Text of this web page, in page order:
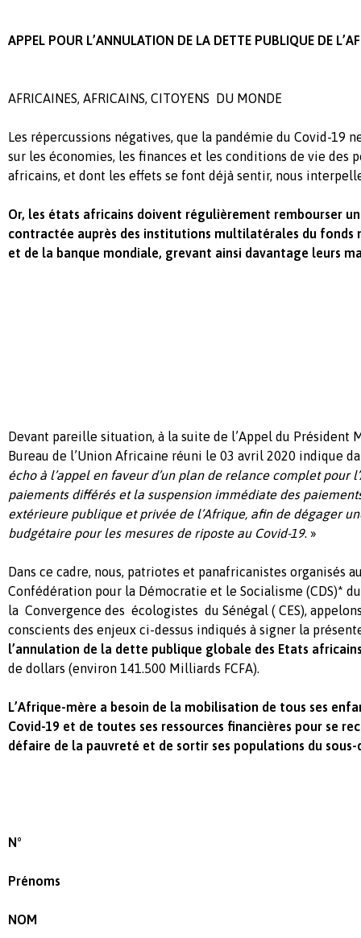
APPEL POUR L’ANNULATION DE LA DETTE PUBLIQUE DE
AFRICAINES, AFRICAINS, CITOYENS DU MONDE
Les répercussions négatives, que la pandémie du Covid-19
sur les économies, les finances et les conditions de vie des
africains, et dont les effets se font déjà sentir, nous
Or, les états africains doivent régulièrement rembourser
contractée auprès des institutions multilatérales du
et de la banque mondiale, grevant ainsi davantage leurs
Devant pareille situation, à la suite de l’Appel du Président
Bureau de l’Union Africaine réuni le 03 avril 2020 indique
écho à l’appel en faveur d’un plan de relance complet pour
paiements différés et la suspension immédiate des
extérieure publique et privée de l’Afrique, afin de dégager
budgétaire pour les mesures de riposte au Covid-19. »
Dans ce cadre, nous, patriotes et panafricanistes organisés
Confédération pour la Démocratie et le Socialisme (CDS)*
la Convergence des écologistes du Sénégal ( CES),
conscients des enjeux ci-dessus indiqués à signer la
l’annulation de la dette publique globale des Etats
de dollars (environ 141.500 Milliards FCFA).
L’Afrique-mère a besoin de la mobilisation de tous ses
Covid-19 et de toutes ses ressources financières pour se
défaire de la pauvreté et de sortir ses populations du
N°
Prénoms
NOM